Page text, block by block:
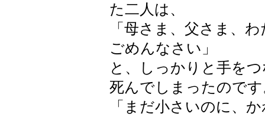
た二人は、
「母さま、父さま、
ごめんなさい」
と、しっかりと手を
死んでしまったので
「まだ小さいのに、